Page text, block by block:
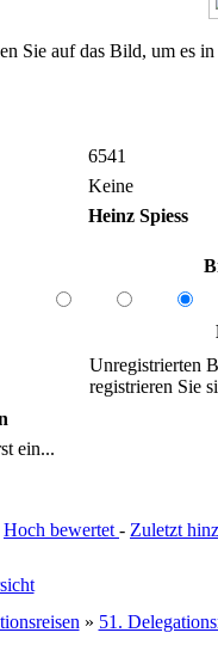
Sie auf das Bild, um es
6541
Keine
Heinz Spiess
Unregistrierten
registrieren Sie
ein...
Hoch bewertet - Zuletzt
» 51.